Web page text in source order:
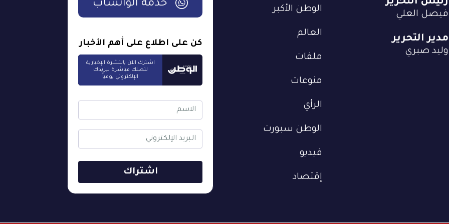
الوطن الأكبر
العالم
ملفات
منوعات
الرأي
الوطن سبورت
فيديو
إقتصاد
فيصل العلي
مدير التحرير
وليد صبري
خدمة الواتساب
كن على اطلاع على أهم الأخبار
اشترك الآن بالنشرة الإخبارية
لتصلك مباشرة لبريدك
الإلكتروني يومياً
اشتراك